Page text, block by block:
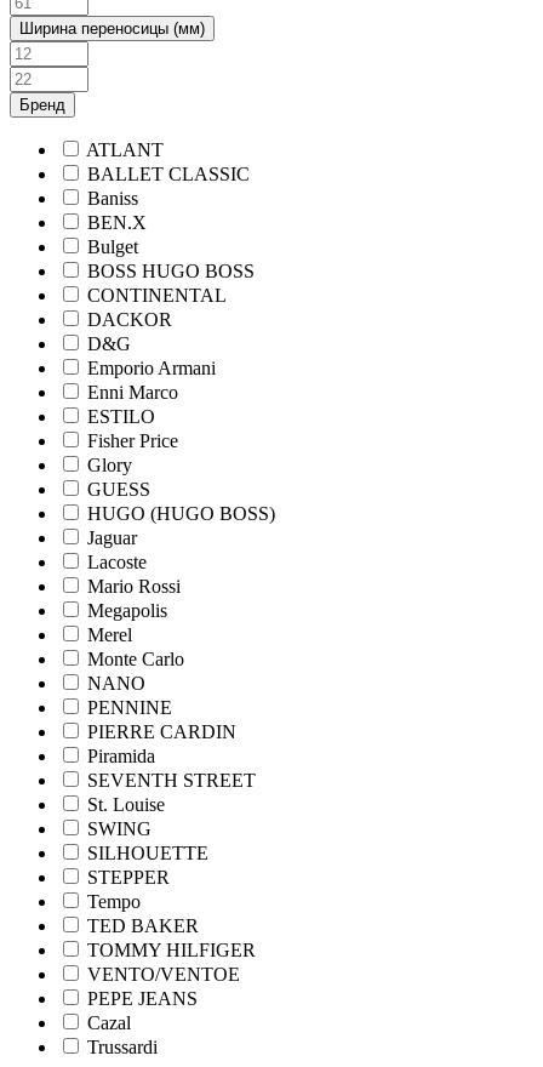
Ширина переносицы (мм)
Бренд
ATLANT
BALLET CLASSIC
Baniss
BEN.X
Bulget
BOSS HUGO BOSS
CONTINENTAL
DACKOR
D&G
Emporio Armani
Enni Marco
ESTILO
Fisher Price
Glory
GUESS
HUGO (HUGO BOSS)
Jaguar
Lacoste
Mario Rossi
Megapolis
Merel
Monte Carlo
NANO
PENNINE
PIERRE CARDIN
Piramida
SEVENTH STREET
St. Louise
SWING
SILHOUETTE
STEPPER
Tempo
TED BAKER
TOMMY HILFIGER
VENTO/VENTOE
PEPE JEANS
Cazal
Trussardi